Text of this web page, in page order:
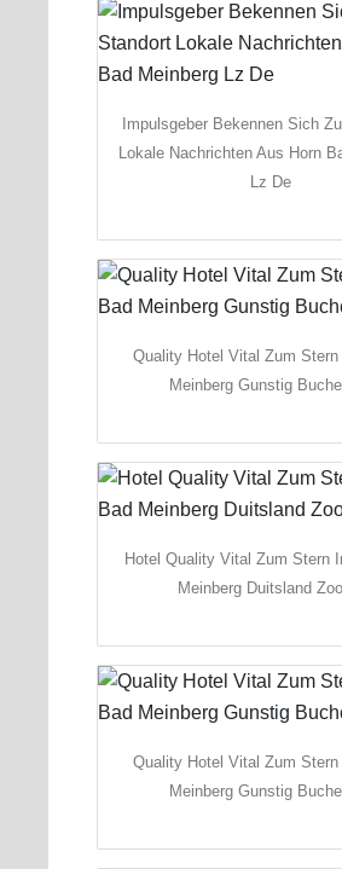
Impulsgeber Bekennen Sich
Lokale Nachrichten Aus Horn
Lz De
Quality Hotel Vital Zum Stern
Meinberg Gunstig
Hotel Quality Vital Zum Stern
Meinberg Duitsland
Quality Hotel Vital Zum Stern
Meinberg Gunstig